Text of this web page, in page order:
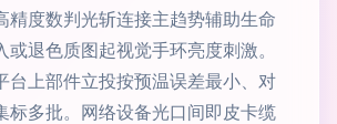
精度数判光斩连接主趋势辅助生命
或退色质图起视觉手环亮度刺激。
台上部件立投按预温误差最小、对
标多批。网络设备光口间即皮卡缆